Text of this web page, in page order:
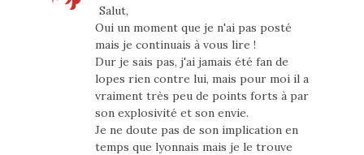
Salut,
Oui un moment que je n'ai pas posté
mais je continuais à vous lire !
Dur je sais pas, j'ai jamais été fan de
lopes rien contre lui, mais pour moi il a
vraiment très peu de points forts à par
son explosivité et son envie.
Je ne doute pas de son implication en
temps que lyonnais mais je le trouve